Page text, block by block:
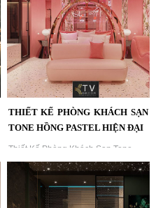
đầy mạnh mẽ và sang trọng. Không
gian được thiết kế bởi KTV Group,
mang lại trải nghiệm thị giác ấn
tượng và phong cách nghỉ dưỡng
khác biệt....
THIẾT KẾ PHÒNG KHÁCH SẠN
TONE HỒNG PASTEL HIỆN ĐẠI
Thiết Kế Phòng Khách Sạn Tone
Hồng Pastel Hiện Đại – Không Gian
Nghỉ Dưỡng Lãng Mạn, Tinh Tế |
KTV Group...